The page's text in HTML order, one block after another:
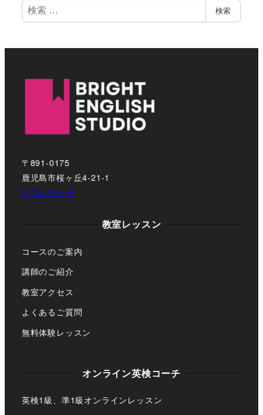
検
索
検索
〒891-0175
鹿児島市桜ヶ丘4-21-1
お問い合わせ
教室レッスン
コースのご案内
講師のご紹介
教室アクセス
よくあるご質問
無料体験レッスン
オンライン英検コーチ
英検1級、準1級オンラインレッスン